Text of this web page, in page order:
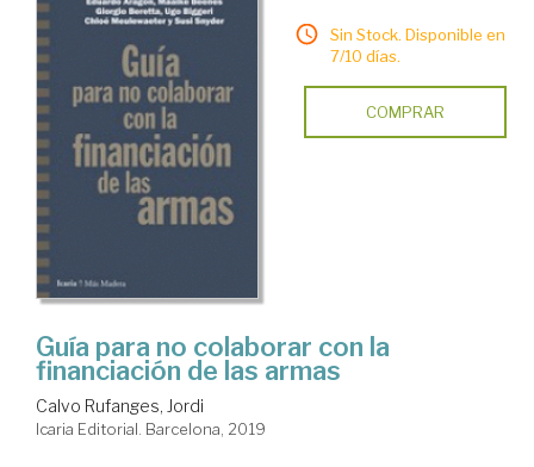
Sin Stock. Disponible en
7/10 días.
COMPRAR
Guía para no colaborar con la
financiación de las armas
Calvo Rufanges, Jordi
Icaria Editorial. Barcelona, 2019